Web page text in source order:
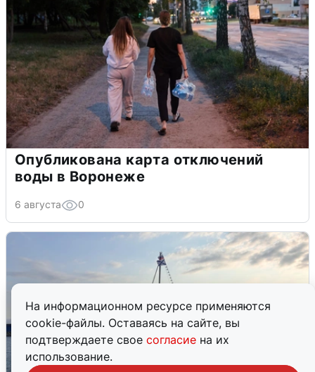
На информационном ресурсе применяются
cookie-файлы. Оставаясь на сайте, вы
подтверждаете свое согласие на их
использование.
Опубликована карта отключений
воды в Воронеже
6 августа 0